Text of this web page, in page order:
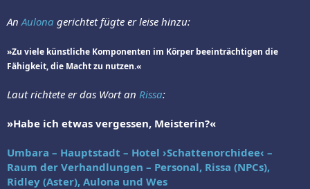
An Aulona gerichtet fügte er leise hinzu:
»Zu viele künstliche Komponenten im Körper beeinträchtigen die
Fähigkeit, die Macht zu nutzen.«
Laut richtete er das Wort an Rissa:
»Habe ich etwas vergessen, Meisterin?«
Umbara – Hauptstadt – Hotel ›Schattenorchidee‹ –
Raum der Verhandlungen – Personal, Rissa (NPCs),
Ridley (Aster), Aulona und Wes